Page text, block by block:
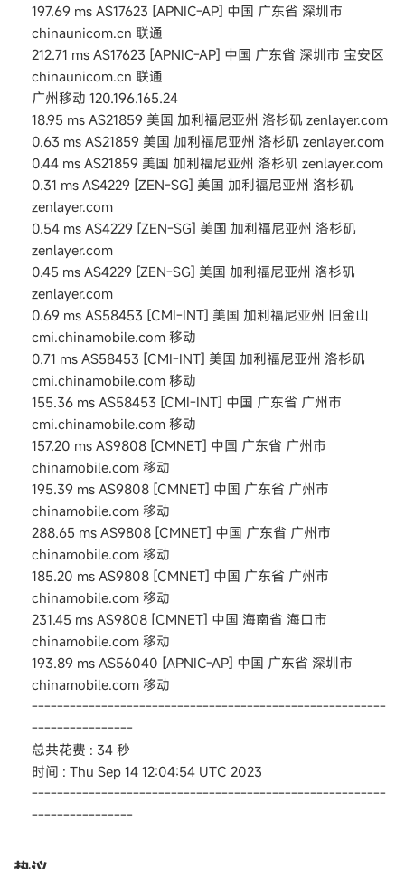
197.69 ms AS17623 [APNIC-AP] 中国 广东省 深圳市
chinaunicom.cn 联通
212.71 ms AS17623 [APNIC-AP] 中国 广东省 深圳市 宝安区
chinaunicom.cn 联通
广州移动 120.196.165.24
18.95 ms AS21859 美国 加利福尼亚州 洛杉矶 zenlayer.com
0.63 ms AS21859 美国 加利福尼亚州 洛杉矶 zenlayer.com
0.44 ms AS21859 美国 加利福尼亚州 洛杉矶 zenlayer.com
0.31 ms AS4229 [ZEN-SG] 美国 加利福尼亚州 洛杉矶
zenlayer.com
0.54 ms AS4229 [ZEN-SG] 美国 加利福尼亚州 洛杉矶
zenlayer.com
0.45 ms AS4229 [ZEN-SG] 美国 加利福尼亚州 洛杉矶
zenlayer.com
0.69 ms AS58453 [CMI-INT] 美国 加利福尼亚州 旧金山
cmi.chinamobile.com 移动
0.71 ms AS58453 [CMI-INT] 美国 加利福尼亚州 洛杉矶
cmi.chinamobile.com 移动
155.36 ms AS58453 [CMI-INT] 中国 广东省 广州市
cmi.chinamobile.com 移动
157.20 ms AS9808 [CMNET] 中国 广东省 广州市
chinamobile.com 移动
195.39 ms AS9808 [CMNET] 中国 广东省 广州市
chinamobile.com 移动
288.65 ms AS9808 [CMNET] 中国 广东省 广州市
chinamobile.com 移动
185.20 ms AS9808 [CMNET] 中国 广东省 广州市
chinamobile.com 移动
231.45 ms AS9808 [CMNET] 中国 海南省 海口市
chinamobile.com 移动
193.89 ms AS56040 [APNIC-AP] 中国 广东省 深圳市
chinamobile.com 移动
--------------------------------------------------------
----------------
总共花费 : 34 秒
时间 : Thu Sep 14 12:04:54 UTC 2023
--------------------------------------------------------
----------------